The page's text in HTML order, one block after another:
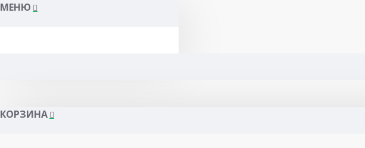
МЕНЮ
КОРЗИНА